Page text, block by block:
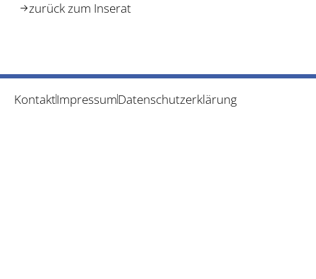
zurück zum Inserat
KontaktImpressumDatenschutzerklärung